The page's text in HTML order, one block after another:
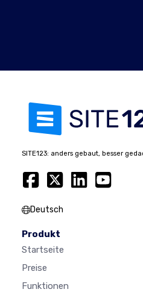
SITE123: anders gebaut, besser
Deutsch
Produkt
Startseite
Preise
Funktionen